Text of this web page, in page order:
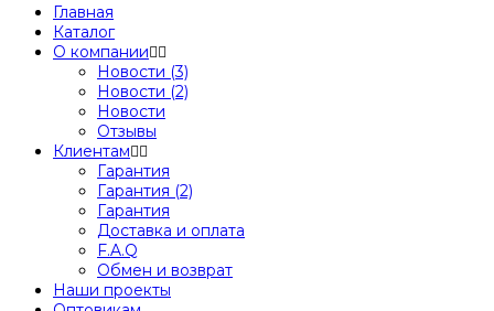
Главная
Каталог
О компании
Новости (3)
Новости (2)
Новости
Отзывы
Клиентам
Гарантия
Гарантия (2)
Гарантия
Доставка и оплата
F.A.Q
Обмен и возврат
Наши проекты